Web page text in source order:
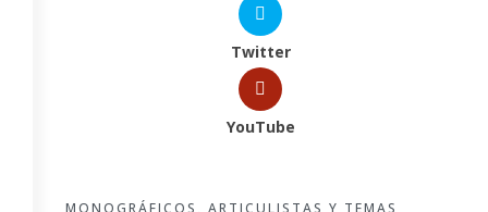
Twitter
YouTube
MONOGRÁFICOS, ARTICULISTAS Y TEMAS